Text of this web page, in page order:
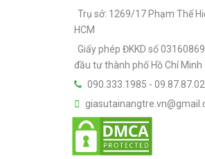
Trụ sở: 1269/17 Phạm Thế
HCM
Giấy phép ĐKKD số
đầu tư thành phố Hồ Chí Minh
090.333.1985 -